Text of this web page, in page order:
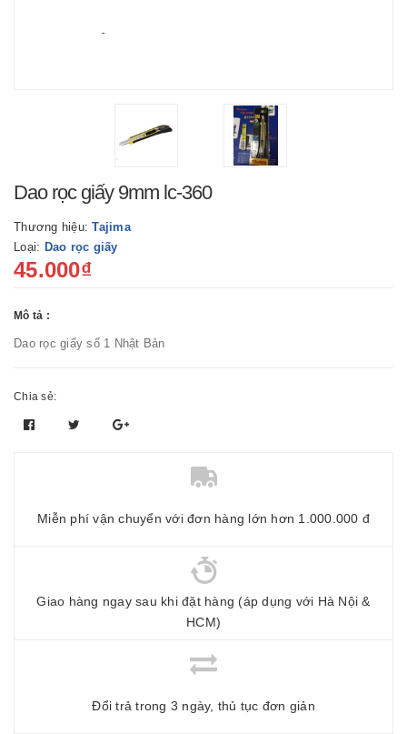
Dao rọc giấy 9mm lc-360
Thương hiệu:Tajima
Loại: Dao rọc giấy
45.000₫
Mô tả :
Dao rọc giấy số 1 Nhật Bản
Chia sẻ:
Miễn phí vận chuyển với đơn hàng lớn hơn 1.000.000 đ
Giao hàng ngay sau khi đặt hàng (áp dụng với Hà Nội &
HCM)
Đổi trả trong 3 ngày, thủ tục đơn giản